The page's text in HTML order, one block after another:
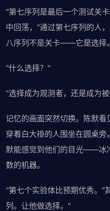
"第七序列是最后一个测试关
中回荡，"通过第七序列的人
八序列不是关卡——它是选择
"什么选择？"
"选择成为观测者，还是成为
记忆的画面突然切换。陈默
穿着白大褂的人围坐在圆桌
默能感觉到他们的目光——冰
数的机器。
"第七个实验体比预期优秀。"
列。让他做选择。"